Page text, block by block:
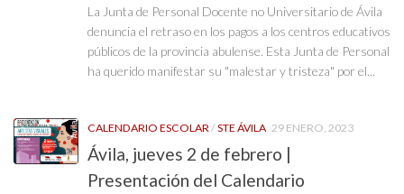
La Junta de Personal Docente no Universitario de Ávila
denuncia el retraso en los pagos a los centros educativos
públicos de la provincia abulense. Esta Junta de Personal
ha querido manifestar su "malestar y tristeza" por el...
CALENDARIO ESCOLAR/STE ÁVILA 29 ENERO, 2023
Ávila, jueves 2 de febrero |
Presentación del Calendario